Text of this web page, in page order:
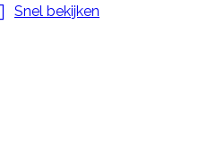
Snel bekijken